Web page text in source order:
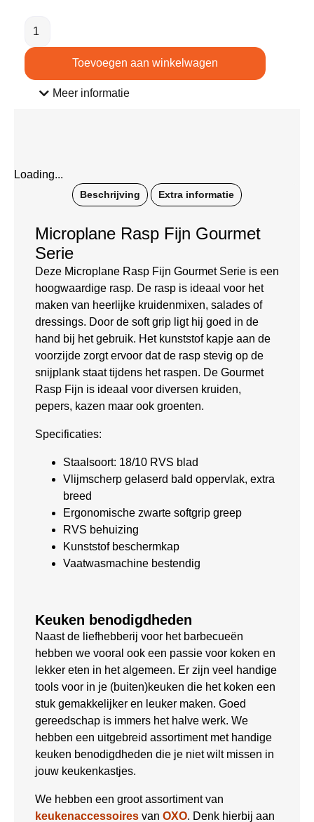
Toevoegen aan winkelwagen
Meer informatie
Loading...
Beschrijving Extra informatie
Microplane Rasp Fijn Gourmet
Serie
Deze Microplane Rasp Fijn Gourmet Serie is een
hoogwaardige rasp. De rasp is ideaal voor het
maken van heerlijke kruidenmixen, salades of
dressings. Door de soft grip ligt hij goed in de
hand bij het gebruik. Het kunststof kapje aan de
voorzijde zorgt ervoor dat de rasp stevig op de
snijplank staat tijdens het raspen. De Gourmet
Rasp Fijn is ideaal voor diversen kruiden,
pepers, kazen maar ook groenten.
Specificaties:
Staalsoort: 18/10 RVS blad
Vlijmscherp gelaserd bald oppervlak, extra
breed
Ergonomische zwarte softgrip greep
RVS behuizing
Kunststof beschermkap
Vaatwasmachine bestendig
Keuken benodigdheden
Naast de liefhebberij voor het barbecueën
hebben we vooral ook een passie voor koken en
lekker eten in het algemeen. Er zijn veel handige
tools voor in je (buiten)keuken die het koken een
stuk gemakkelijker en leuker maken. Goed
gereedschap is immers het halve werk. We
hebben een uitgebreid assortiment met handige
keuken benodigdheden die je niet wilt missen in
jouw keukenkastjes.
We hebben een groot assortiment van
keukenaccessoires van OXO. Denk hierbij aan